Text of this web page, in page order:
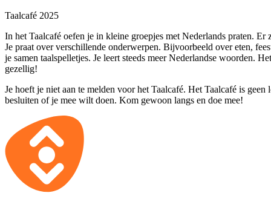
Taalcafé 2025
In het Taalcafé oefen je in kleine groepjes met Nederlands praten.
Je praat over verschillende onderwerpen. Bijvoorbeeld over eten,
je samen taalspelletjes. Je leert steeds meer Nederlandse woorden.
gezellig!
Je hoeft je niet aan te melden voor het Taalcafé. Het Taalcafé is geen
besluiten of je mee wilt doen. Kom gewoon langs en doe mee!